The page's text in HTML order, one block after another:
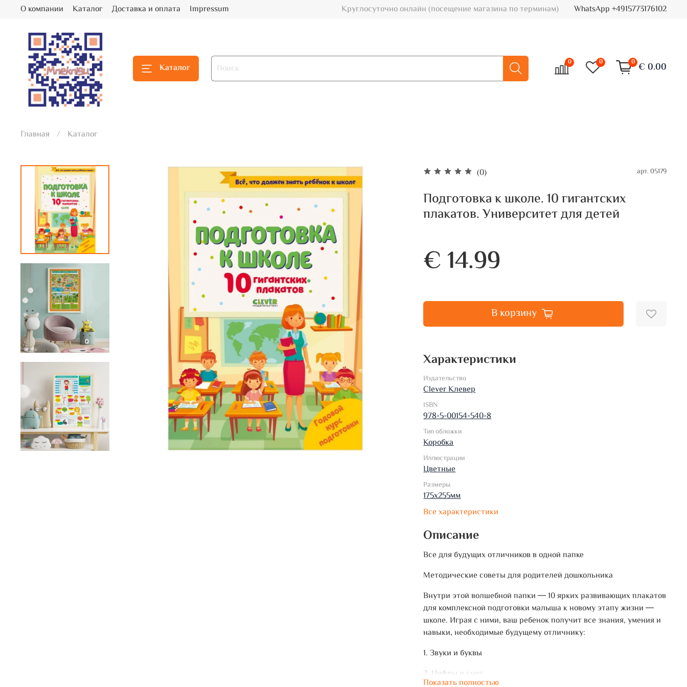
О компании Каталог Доставка и оплата Impressum Круглосуточно онлайн (посещение магазина по терминам) WhatsApp +4915773176102
Каталог 0 0 0 € 0.00
Главная Каталог
(0) арт.05179
Подготовка к школе. 10 гигантских
плакатов. Университет для детей
€ 14.99
В корзину
Характеристики
Издательство
Clever Клевер
ISBN
978-5-00154-540-8
Тип обложки
Коробка
Иллюстрации
Цветные
Размеры
175х255мм
Все характеристики
Описание
Все для будущих отличников в одной папке
Методические советы для родителей дошкольника
Внутри этой волшебной папки ― 10 ярких развивающих плакатов
для комплексной подготовки малыша к новому этапу жизни ―
школе. Играя с ними, ваш ребенок получит все знания, умения и
навыки, необходимые будущему отличнику:
1. Звуки и буквы
2. Цифры и счет
Показать полностью